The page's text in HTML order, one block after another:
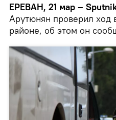
ЕРЕВАН, 21 мар –
Арутюнян проверил ход
районе, об этом он